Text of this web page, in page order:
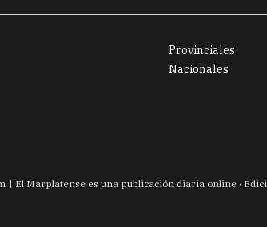
Provinciales
Nacionales
El Marplatense es una publicación diaria online ·